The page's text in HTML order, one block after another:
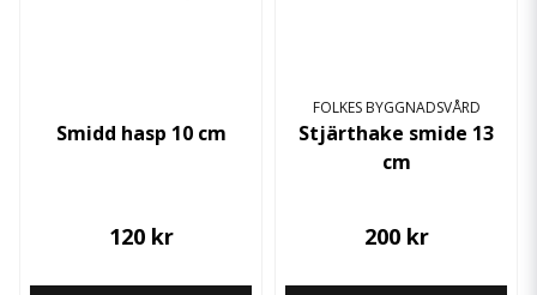
Smidd hasp 10 cm
120 kr
FOLKES BYGGNADSVÅRD
Stjärthake smide 13
cm
200 kr